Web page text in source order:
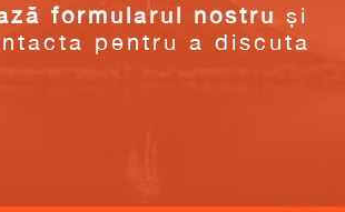
formularul nostru și
pentru a discuta